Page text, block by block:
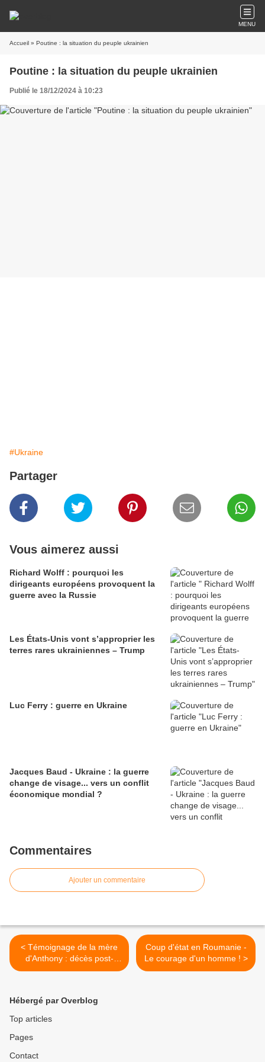
MENU
Accueil » Poutine : la situation du peuple ukrainien
Poutine : la situation du peuple ukrainien
Publié le 18/12/2024 à 10:23
#Ukraine
Partager
Vous aimerez aussi
Richard Wolff : pourquoi les
dirigeants européens provoquent la
guerre avec la Russie
Les États-Unis vont s’approprier les
terres rares ukrainiennes – Trump
Luc Ferry : guerre en Ukraine
Jacques Baud - Ukraine : la guerre
change de visage... vers un conflit
économique mondial ?
Commentaires
Ajouter un commentaire
< Témoignage de la mère
d'Anthony : décès post-
injection
Coup d'état en Roumanie -
Le courage d'un homme ! >
Hébergé par Overblog
Top articles
Pages
Contact